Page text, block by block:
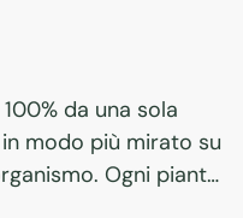
da una sola
modo più mirato su
Ogni pianta